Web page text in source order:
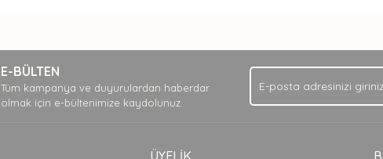
E-BÜLTEN
Tüm kampanya ve duyurulardan haberdar
olmak için e-bültenimize kaydolunuz.
ÜYELİK